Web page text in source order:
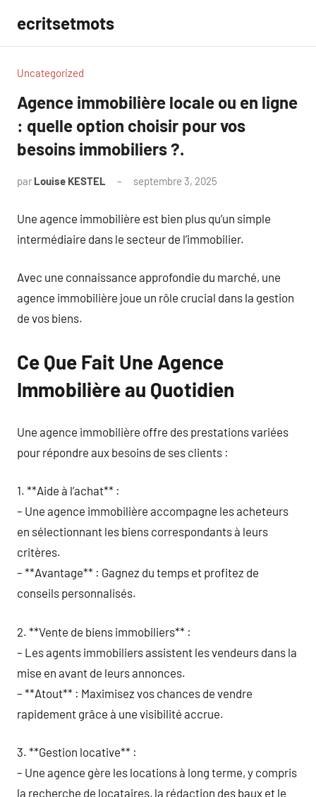
contenu
ecritsetmots
Uncategorized
Agence immobilière locale ou en ligne
: quelle option choisir pour vos
besoins immobiliers ?.
par Louise KESTEL septembre 3, 2025
Une agence immobilière est bien plus qu’un simple
intermédiaire dans le secteur de l’immobilier.
Avec une connaissance approfondie du marché, une
agence immobilière joue un rôle crucial dans la gestion
de vos biens.
Ce Que Fait Une Agence
Immobilière au Quotidien
Une agence immobilière offre des prestations variées
pour répondre aux besoins de ses clients :
1. **Aide à l’achat** :
– Une agence immobilière accompagne les acheteurs
en sélectionnant les biens correspondants à leurs
critères.
– **Avantage** : Gagnez du temps et profitez de
conseils personnalisés.
2. **Vente de biens immobiliers** :
– Les agents immobiliers assistent les vendeurs dans la
mise en avant de leurs annonces.
– **Atout** : Maximisez vos chances de vendre
rapidement grâce à une visibilité accrue.
3. **Gestion locative** :
– Une agence gère les locations à long terme, y compris
la recherche de locataires, la rédaction des baux et le